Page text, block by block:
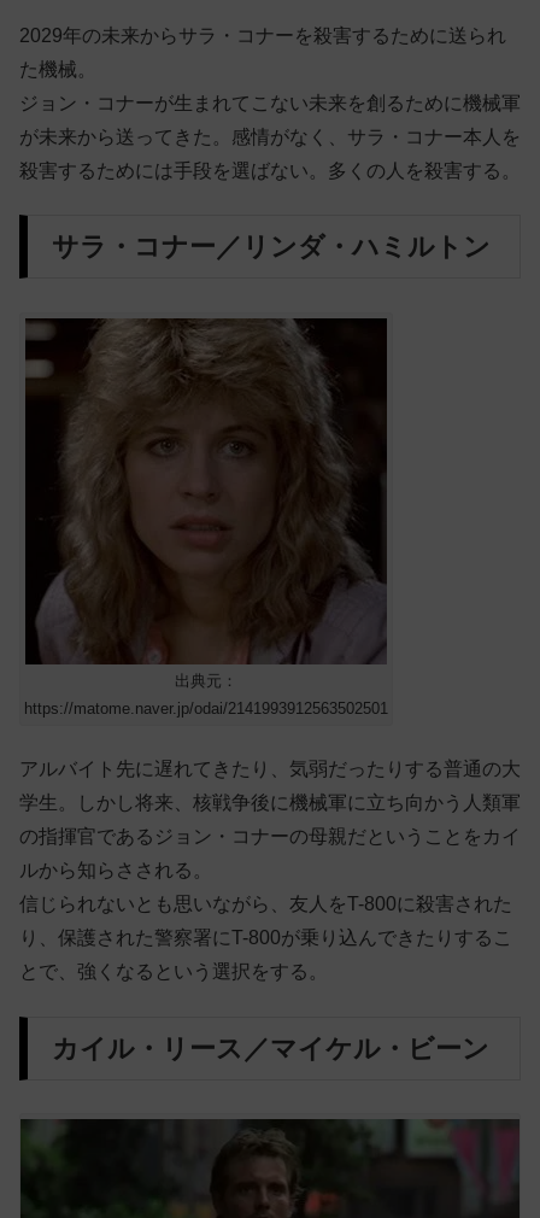
2029年の未来からサラ・コナーを殺害するために送られ
た機械。
ジョン・コナーが生まれてこない未来を創るために機械軍
が未来から送ってきた。感情がなく、サラ・コナー本人を
殺害するためには手段を選ばない。多くの人を殺害する。
サラ・コナー／リンダ・ハミルトン
出典元：
https://matome.naver.jp/odai/2141993912563502501
アルバイト先に遅れてきたり、気弱だったりする普通の大
学生。しかし将来、核戦争後に機械軍に立ち向かう人類軍
の指揮官であるジョン・コナーの母親だということをカイ
ルから知らさされる。
信じられないとも思いながら、友人をT-800に殺害された
り、保護された警察署にT-800が乗り込んできたりするこ
とで、強くなるという選択をする。
カイル・リース／マイケル・ビーン